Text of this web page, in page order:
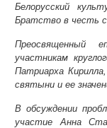
Белорусский
Братство в честь
Преосвященный
участникам
Патриарха
святыни и ее
В обсуждении
участие Анна